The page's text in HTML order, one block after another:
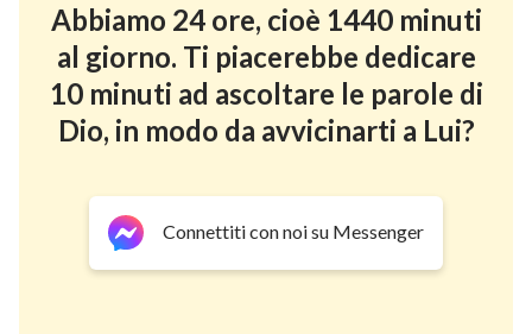
Abbiamo 24 ore, cioè 1440 minuti
al giorno. Ti piacerebbe dedicare
10 minuti ad ascoltare le parole di
Dio, in modo da avvicinarti a Lui?
Connettiti con noi su Messenger